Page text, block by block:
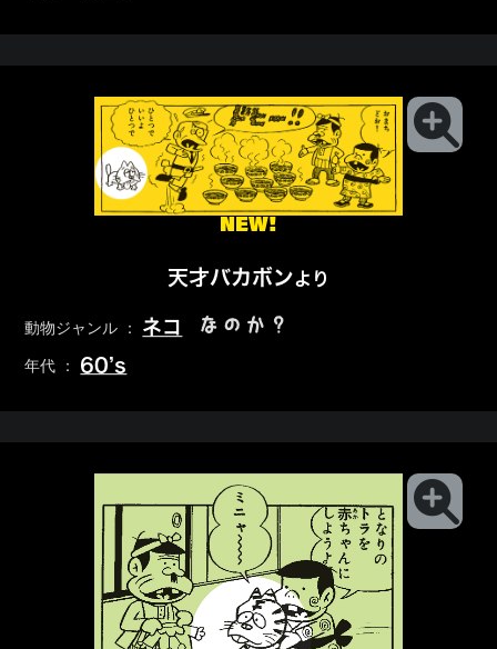
NEW!
天才バカボンより
動物ジャンル ： ネコ なのか？
年代 ： 60’s